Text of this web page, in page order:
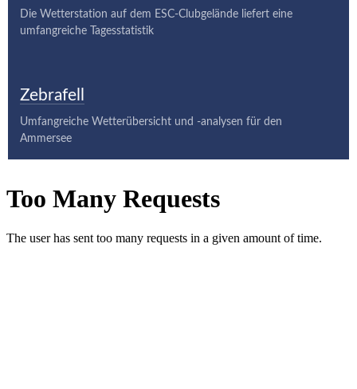
Die Wetterstation auf dem ESC-Clubgelände liefert eine
umfangreiche Tagesstatistik
Zebrafell
Umfangreiche Wetterübersicht und -analysen für den
Ammersee